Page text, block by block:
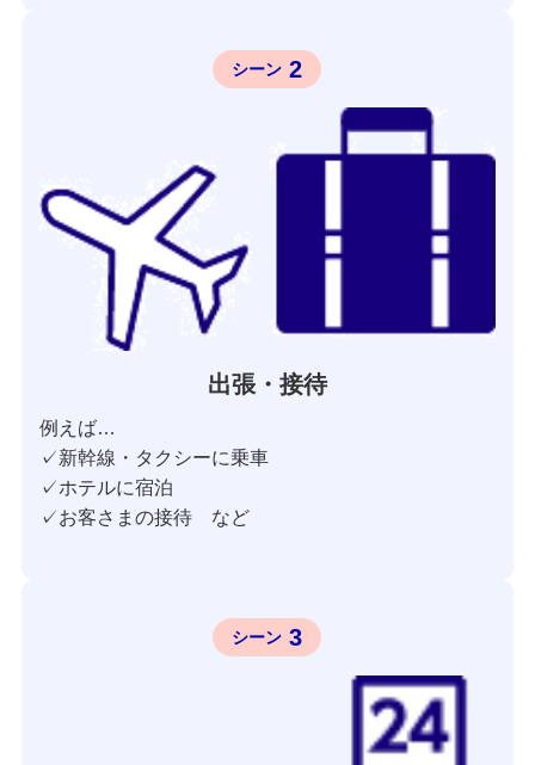
シーン 2
出張・接待
例えば…
✓新幹線・タクシーに乗車
✓ホテルに宿泊
✓お客さまの接待 など
シーン 3